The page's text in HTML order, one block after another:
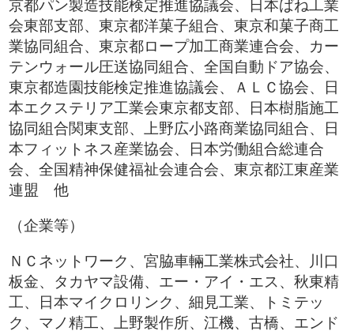
京都パン製造技能検定推進協議会、日本ばね工業
会東部支部、東京都洋菓子組合、東京和菓子商工
業協同組合、東京都ロープ加工商業連合会、カー
テンウォール圧送協同組合、全国自動ドア協会、
東京都造園技能検定推進協議会、ＡＬＣ協会、日
本エクステリア工業会東京都支部、日本樹脂施工
協同組合関東支部、上野広小路商業協同組合、日
本フィットネス産業協会、日本労働組合総連合
会、全国精神保健福祉会連合会、東京都江東産業
連盟 他
（企業等）
ＮＣネットワーク、宮脇車輛工業株式会社、川口
板金、タカヤマ設備、エー・アイ・エス、秋東精
工、日本マイクロリンク、細見工業、トミテッ
ク、マノ精工、上野製作所、江機、古橋、エンド